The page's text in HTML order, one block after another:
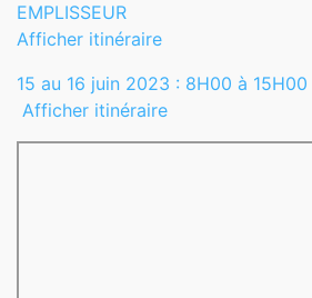
EMPLISSEUR
Afficher itinéraire
15 au 16 juin 2023 : 8H00 à 15H00
Afficher itinéraire